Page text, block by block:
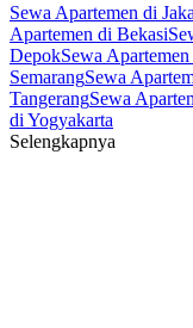
Sewa Apartemen di
Apartemen di Bekasi
DepokSewa
SemarangSewa
TangerangSewa
di Yogyakarta
Selengkapnya